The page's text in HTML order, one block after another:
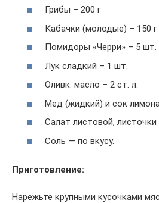
Грибы – 200 г
Кабачки (молодые) – 150 г
Помидоры «Черри» – 5 шт.
Лук сладкий – 1 шт.
Оливк. масло – 2 ст. л.
Мед (жидкий) и сок лимона
Салат листовой,
Соль — по вкусу.
Приготовление:
Нарежьте крупными кусочками